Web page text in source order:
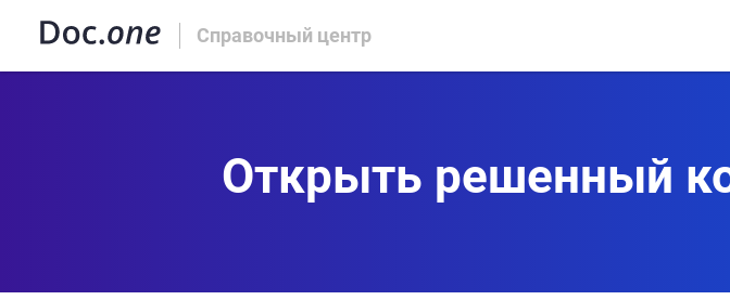
Справочный центр
Открыть решенный